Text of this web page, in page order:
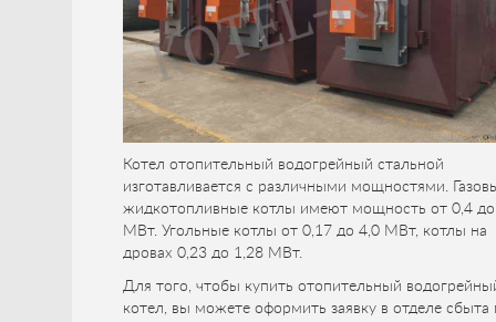
Котел отопительный водогрейный стальной
изготавливается с различными мощностями.
жидкотопливные котлы имеют мощность от 0,4
МВт. Угольные котлы от 0,17 до 4,0 МВт, котлы на
дровах 0,23 до 1,28 МВт.
Для того, чтобы купить отопительный
котел, вы можете оформить заявку в отделе сбыта